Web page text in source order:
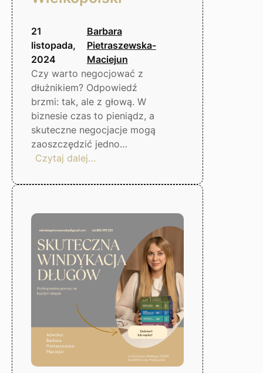
21
listopada,
2024
Barbara
Pietraszewska-
Maciejun
Czy warto negocjować z
dłużnikiem? Odpowiedź
brzmi: tak, ale z głową. W
biznesie czas to pieniądz, a
skuteczne negocjacje mogą
zaoszczędzić jedno…
Czytaj dalej…
z
–
czy
warto?
Gorzów
Wielkopolski